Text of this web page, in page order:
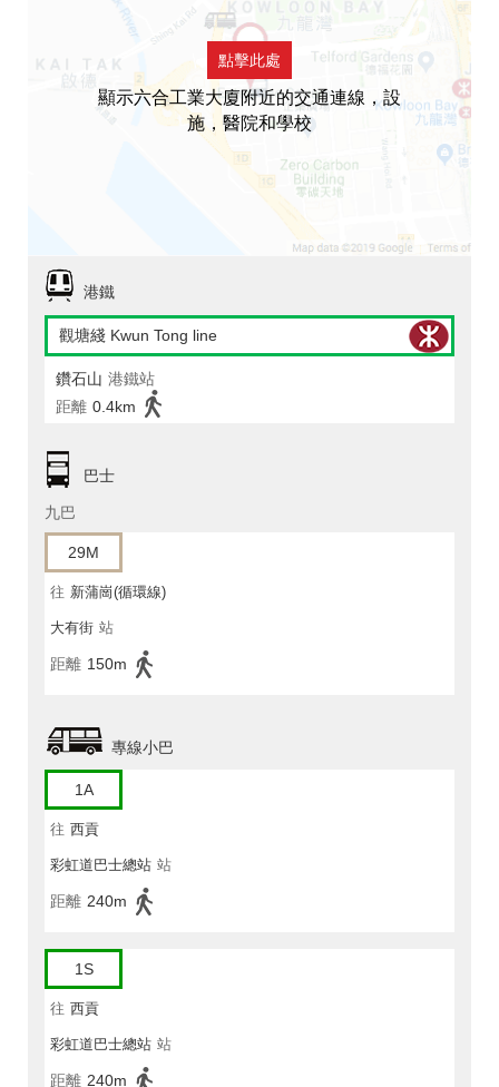
點擊此處
顯示六合工業大廈附近的交通連線，設
施，醫院和學校
港鐵
觀塘綫 Kwun Tong line
鑽石山 港鐵站
距離 0.4km
巴士
九巴
29M
往 新蒲崗(循環線)
大有街 站
距離 150m
專線小巴
1A
往 西貢
彩虹道巴士總站 站
距離 240m
1S
往 西貢
彩虹道巴士總站 站
距離 240m